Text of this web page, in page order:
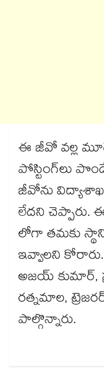
ఈ జీవో వల్ల
పోస్టింగ్‌‌‌‌‌‌‌‌లు
జీవోను
లేదని చెప్పారు.
లోగా తమకు
ఇవ్వాలని కోరారు.
అజయ్ కుమార్,
రత్నమాల,
పాల్గొన్నారు.